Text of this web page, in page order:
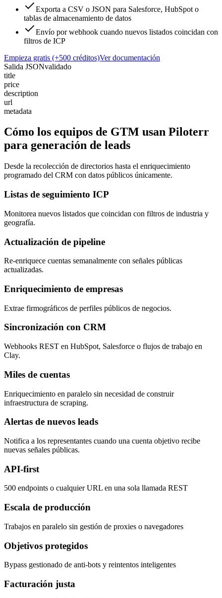
Exporta a CSV o JSON para Salesforce, HubSpot o
tablas de almacenamiento de datos
Envío por webhook cuando nuevos listados coincidan con
filtros de ICP
Empieza gratis (+500 créditos)Ver documentación
Salida JSONvalidado
title
price
description
url
metadata
Cómo los equipos de GTM usan Piloterr
para generación de leads
Desde la recolección de directorios hasta el enriquecimiento
programado del CRM con datos públicos únicamente.
Listas de seguimiento ICP
Monitorea nuevos listados que coincidan con filtros de industria y
geografía.
Actualización de pipeline
Re-enriquece cuentas semanalmente con señales públicas
actualizadas.
Enriquecimiento de empresas
Extrae firmográficos de perfiles públicos de negocios.
Sincronización con CRM
Webhooks REST en HubSpot, Salesforce o flujos de trabajo en
Clay.
Miles de cuentas
Enriquecimiento en paralelo sin necesidad de construir
infraestructura de scraping.
Alertas de nuevos leads
Notifica a los representantes cuando una cuenta objetivo recibe
nuevas señales públicas.
API-first
500 endpoints o cualquier URL en una sola llamada REST
Escala de producción
Trabajos en paralelo sin gestión de proxies o navegadores
Objetivos protegidos
Bypass gestionado de anti-bots y reintentos inteligentes
Facturación justa